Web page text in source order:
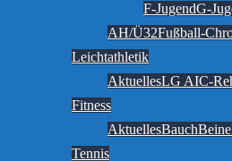
F-JugendG-
AH/Ü32Fußball-
Leichtathletik
AktuellesLG AIC-
Fitness
Aktuelles
Tennis